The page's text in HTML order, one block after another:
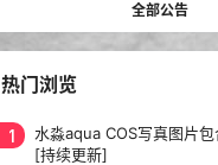
全部公告
热门浏览
1
水淼aqua COS写真图片
[持续更新]